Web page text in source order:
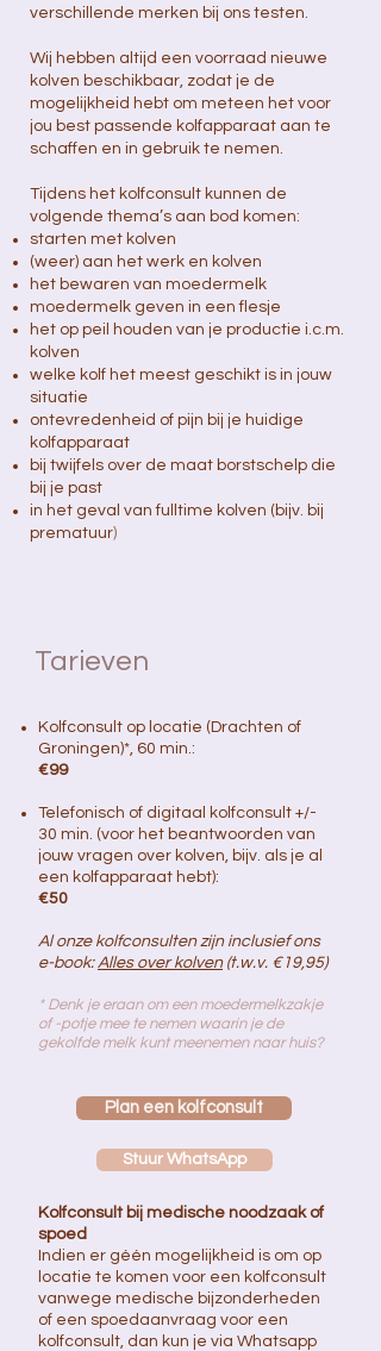
verschillende merken bij ons testen.
Wij hebben altijd een voorraad nieuwe
kolven beschikbaar, zodat je de
mogelijkheid hebt om meteen het voor
jou best passende kolfapparaat aan te
schaffen en in gebruik te nemen.
Tijdens het kolfconsult kunnen de
volgende thema’s aan bod komen:
starten met kolven
(weer) aan het werk en kolven
het bewaren van moedermelk
moedermelk geven in een flesje
het op peil houden van je productie i.c.m.
kolven
welke kolf het meest geschikt is in jouw
situatie
ontevredenheid of pijn bij je huidige
kolfapparaat
bij twijfels over de maat borstschelp die
bij je past
in het geval van fulltime kolven (bijv. bij
prematuur)
Tarieven
​Kolfconsult op locatie (Drachten of
Groningen)*,​​ 60 min.:
€99
​​Telefonisch of digitaal kolfconsult +/-
30 min. (voor het beantwoorden van
jouw vragen over kolven, bijv. als je al
een kolfapparaat hebt):
€50
Al onze kolfconsulten zijn inclusief ons
e-book:Alles over kolven(t.w.v. €19,95)
* Denk je eraan om een moedermelkzakje
of -potje mee te nemen waarin je de
gekolfde melk kunt meenemen naar huis?
Kolfconsult bij medische noodzaak of
spoed
Indien er géén mogelijkheid is om op
locatie te komen voor een kolfconsult
vanwege medische bijzonderheden
of een spoedaanvraag voor een
kolfconsult, dan kun je via Whatsapp
Plan een kolfconsult
Stuur WhatsApp